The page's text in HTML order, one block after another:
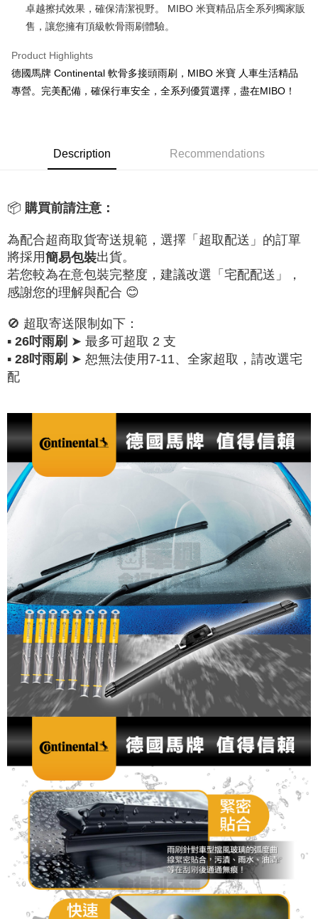
Easy Wallet
ATM Transfer
NT$60/order | Free shipping on orders of NT$699 or more
宅配
NT$60/order | Free shipping on orders of NT$699 or more
離島宅配
NT$200/order
網購自取
Free shipping
卓越擦拭效果，確保清潔視野。 MIBO 米寶精品店全系列獨家販
售，讓您擁有頂級軟骨雨刷體驗。
Product Highlights
德國馬牌 Continental 軟骨多接頭雨刷，MIBO 米寶 人車生活精品
專營。完美配備，確保行車安全，全系列優質選擇，盡在MIBO！
Description Recommendations
📦 購買前請注意：
為配合超商取貨寄送規範，選擇「超取配送」的訂單
將採用簡易包裝出貨。
若您較為在意包裝完整度，建議改選「宅配配送」，
感謝您的理解與配合 😊
🚫 超取寄送限制如下：
▪ 26吋雨刷 ➤ 最多可超取 2 支
▪ 28吋雨刷 ➤ 恕無法使用7-11、全家超取，請改選宅
配